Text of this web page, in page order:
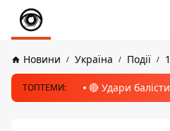
Новини Україна Події
ТОПТЕМИ: 🔴 Удари